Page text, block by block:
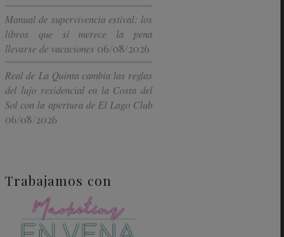
Manual de supervivencia estival: los
libros que sí merece la pena
llevarse de vacaciones 06/08/2026
Real de La Quinta cambia las reglas
del lujo residencial en la Costa del
Sol con la apertura de El Lago Club
06/08/2026
Trabajamos con